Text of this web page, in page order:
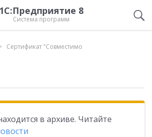
1С:Предприятие 8
Система программ
Сертификат "Совместимо
в архиве. Читайте